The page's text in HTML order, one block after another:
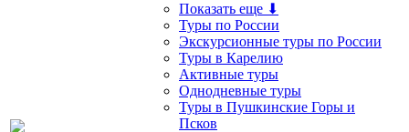
Показать еще ⬇
Туры по России
Экскурсионные туры по России
Туры в Карелию
Активные туры
Однодневные туры
Туры в Пушкинские Горы и
Псков